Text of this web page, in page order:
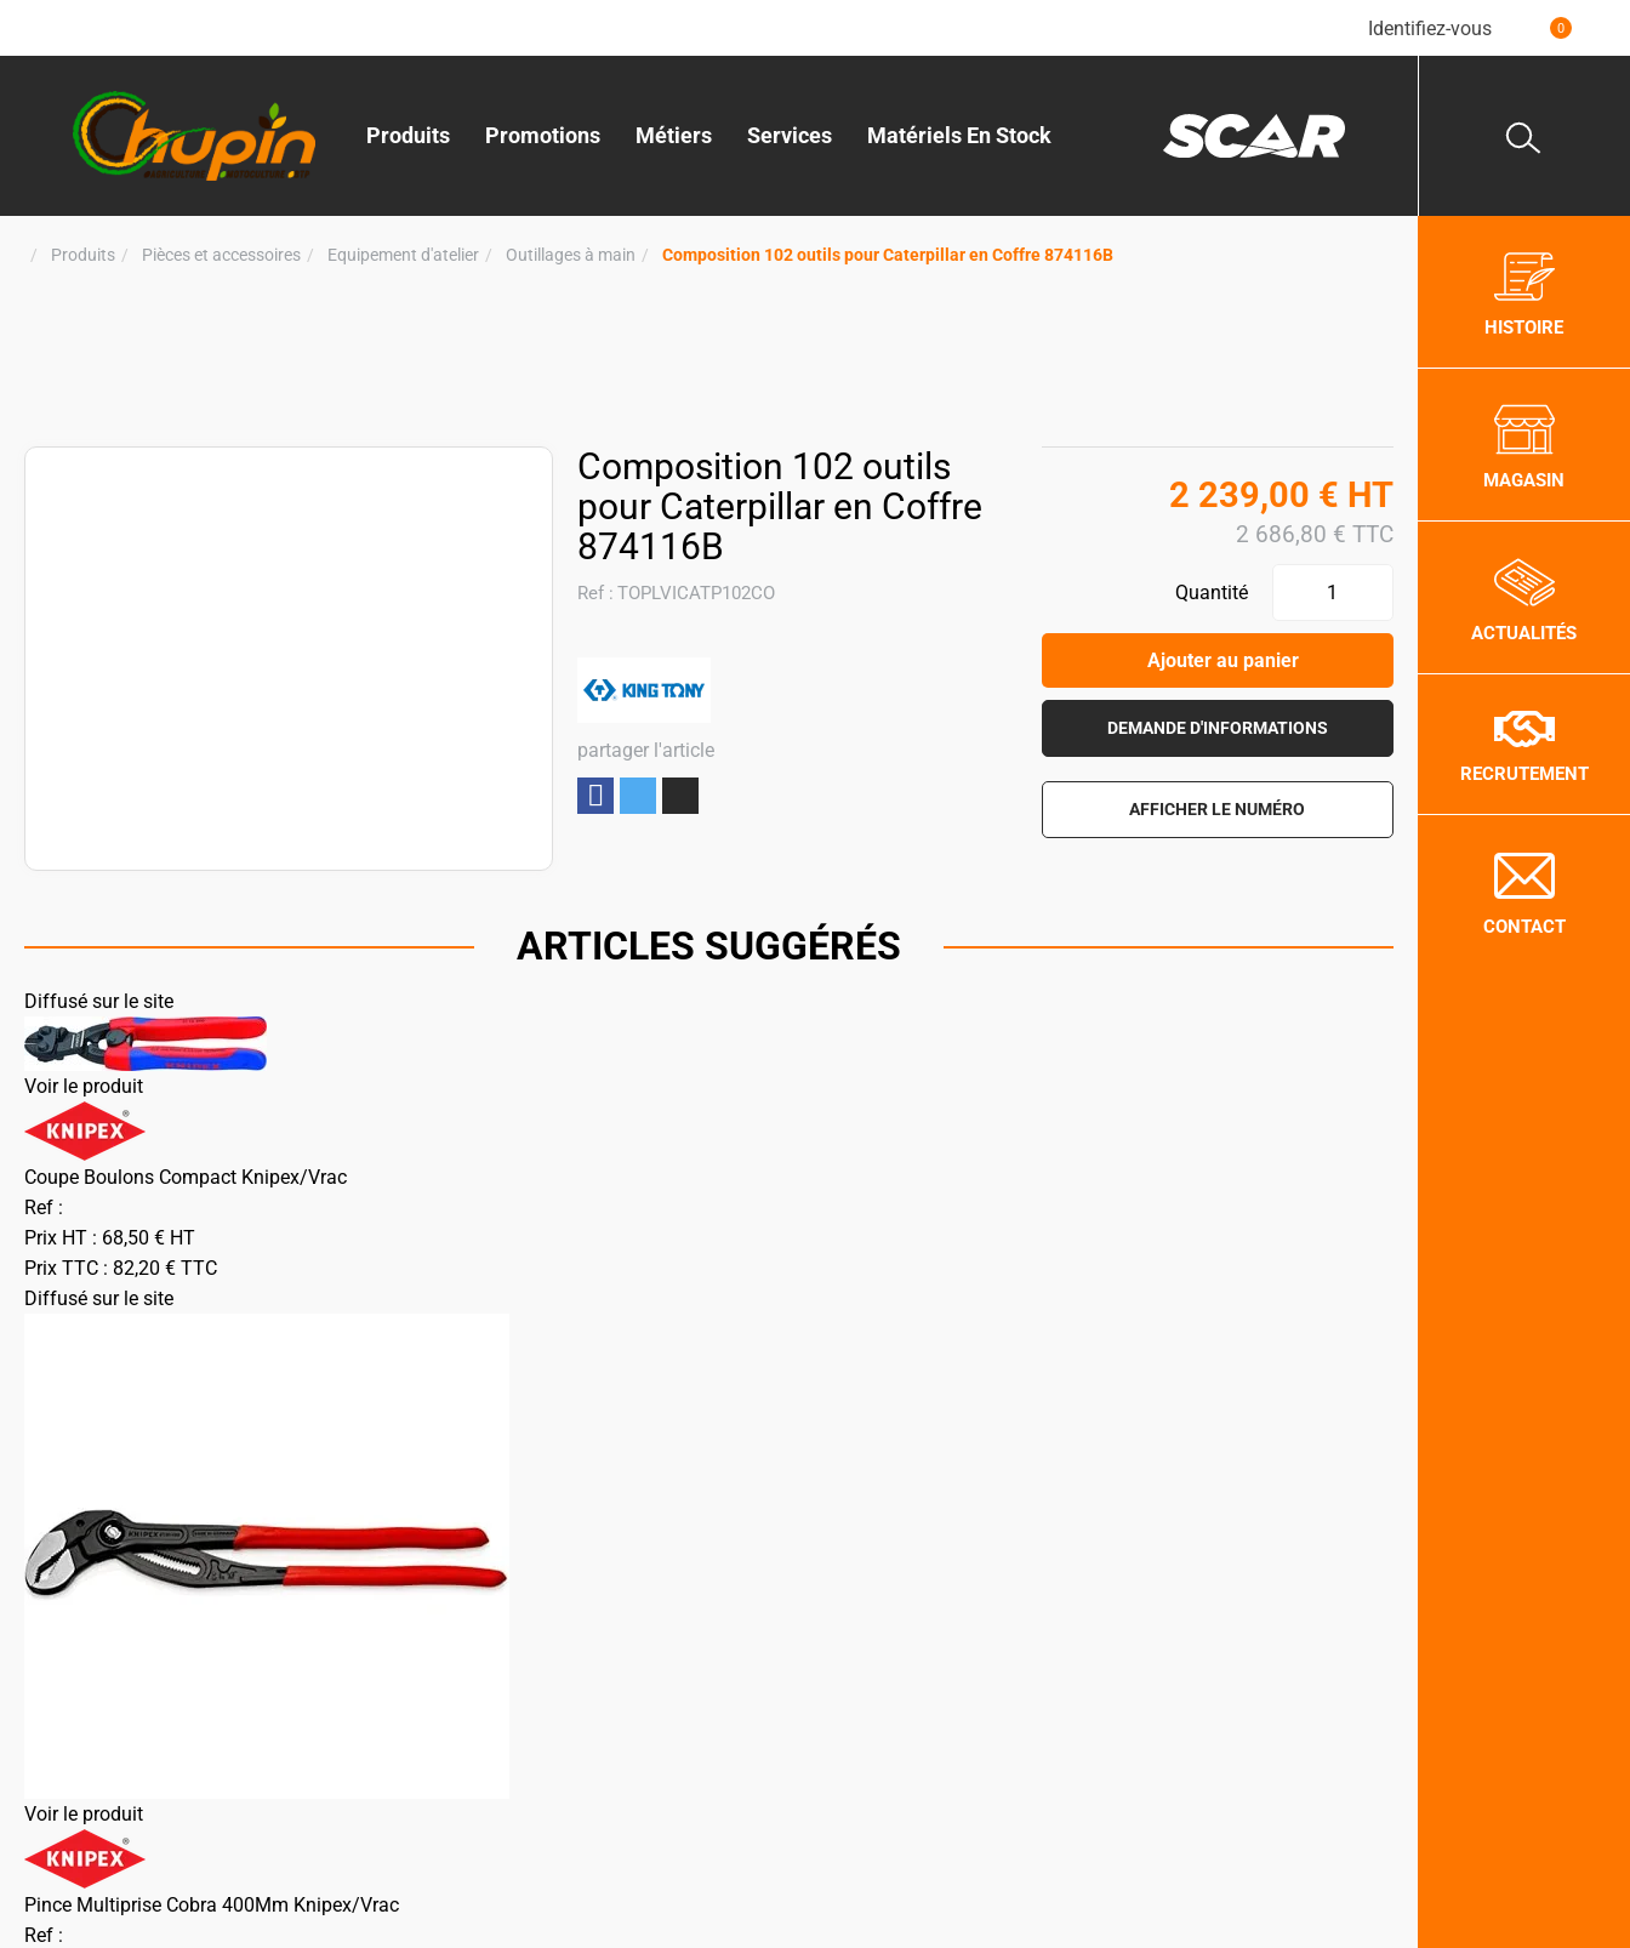
Identifiez-vous 0
Produits Promotions Métiers Services Matériels En Stock
Produits Pièces et accessoires Equipement d'atelier Outillages à main Composition 102 outils pour Caterpillar en Coffre 874116B
Composition 102 outils
pour Caterpillar en Coffre
874116B
Ref : TOPLVICATP102CO
partager l'article
2 239,00 € HT
2 686,80 € TTC
Quantité
Ajouter au panier
DEMANDE D'INFORMATIONS
AFFICHER LE NUMÉRO
ARTICLES SUGGÉRÉS
Diffusé sur le site
Voir le produit
Coupe Boulons Compact Knipex/Vrac
Ref :
Prix HT : 68,50 € HT
Prix TTC : 82,20 € TTC
Diffusé sur le site
Voir le produit
Pince Multiprise Cobra 400Mm Knipex/Vrac
Ref :
HISTOIRE
MAGASIN
ACTUALITÉS
RECRUTEMENT
CONTACT